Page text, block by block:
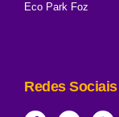
Eco Park Foz
Redes Sociais